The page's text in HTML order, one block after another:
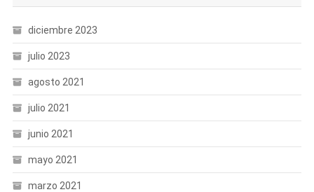
diciembre 2023
julio 2023
agosto 2021
julio 2021
junio 2021
mayo 2021
marzo 2021